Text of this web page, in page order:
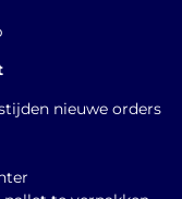
nieuwe orders